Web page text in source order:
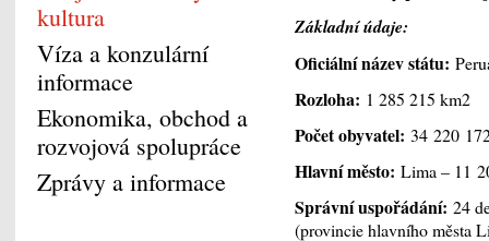
Základní údaje:
Oficiální název státu:
Rozloha: 1 285 215 km2
Počet obyvatel: 34 220
Hlavní město: Lima – 11
Správní uspořádání: 24
(provincie hlavního města
kultura
Víza a konzulární
informace
Ekonomika, obchod a
rozvojová spolupráce
Zprávy a informace